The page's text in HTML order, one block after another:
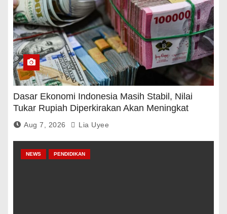
Dasar Ekonomi Indonesia Masih Stabil, Nilai
Tukar Rupiah Diperkirakan Akan Meningkat
Aug 7, 2026 Lia Uyee
NEWS PENDIDIKAN